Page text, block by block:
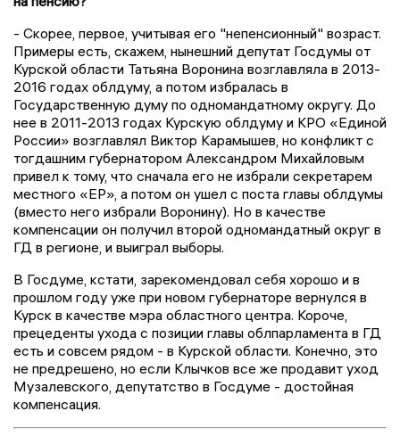
- Скорее, первое, учитывая его "непенсионный" возраст.
Примеры есть, скажем, нынешний депутат Госдумы от
Курской области Татьяна Воронина возглавляла в 2013-
2016 годах облдуму, а потом избралась в
Государственную думу по одномандатному округу. До
нее в 2011-2013 годах Курскую облдуму и КРО «Единой
России» возглавлял Виктор Карамышев, но конфликт с
тогдашним губернатором Александром Михайловым
привел к тому, что сначала его не избрали секретарем
местного «ЕР», а потом он ушел с поста главы облдумы
(вместо него избрали Воронину). Но в качестве
компенсации он получил второй одномандатный округ в
ГД в регионе, и выиграл выборы.
В Госдуме, кстати, зарекомендовал себя хорошо и в
прошлом году уже при новом губернаторе вернулся в
Курск в качестве мэра областного центра. Короче,
прецеденты ухода с позиции главы облпарламента в ГД
есть и совсем рядом - в Курской области. Конечно, это
не предрешено, но если Клычков все же продавит уход
Музалевского, депутатство в Госдуме - достойная
компенсация.